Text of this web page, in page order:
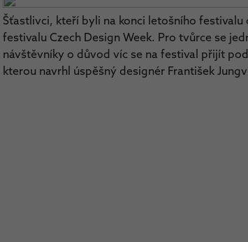
Šťastlivci, kteří byli na konci letošního
festivalu Czech Design Week. Pro tvůrce se
návštěvníky o důvod víc se na festival přijít
kterou navrhl úspěšný designér František